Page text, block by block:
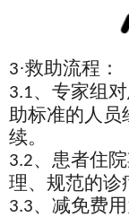
3·救助流程：
3.1、专家组
助标准的人员
续。
3.2、患者住
理、规范的诊
3.3、减免费